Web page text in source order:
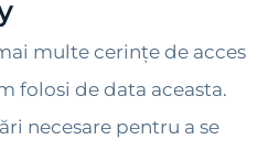
multe cerințe de acces
folosi de data aceasta.
necesare pentru a se